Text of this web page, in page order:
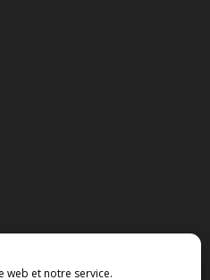
web et notre service.